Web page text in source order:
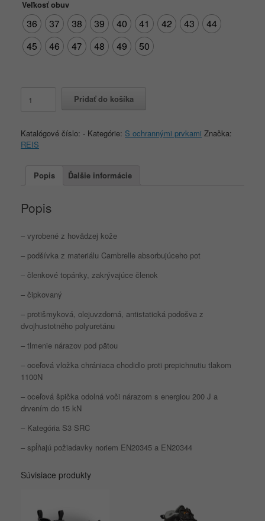
Veľkosť obuv
36 37 38 39 40 41 42 43
44
45
46 47 48 49 50
REIS
S3
Pridať do košíka
Katalógové číslo: - Kategórie: S ochrannými prvkami Značka:
REIS
Popis Ďalšie informácie
Popis
– vyrobené z hovädzej kože
– podšívka z materiálu Cambrelle absorbujúceho pot
– členkové topánky, zakrývajúce členok
– čipkovaný
– protišmyková, olejuvzdorná, antistatická podošva z
dvojhustotného polyuretánu
– tlmenie nárazov pod pätou
– oceľová vložka chrániaca chodidlo proti prepichnutiu tlakom
1100N
– oceľová špička odolná voči nárazom s energiou 200 J a
drvením do 15 kN
– Kategória S3 SRC
– spĺňajú požiadavky noriem EN20345 a EN20344
Súvisiace produkty